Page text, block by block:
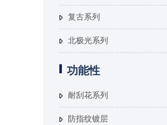
复古系列
北极光系列
功能性
耐刮花系列
防指纹镀层